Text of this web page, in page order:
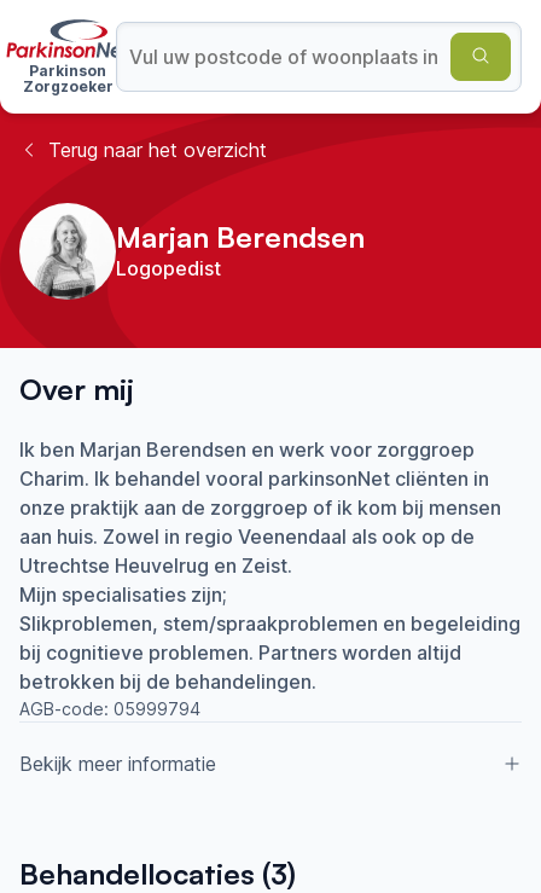
Parkinson
Zorgzoeker
Terug naar het overzicht
Marjan Berendsen
Logopedist
Over mij
Ik ben Marjan Berendsen en werk voor zorggroep
Charim. Ik behandel vooral parkinsonNet cliënten in
onze praktijk aan de zorggroep of ik kom bij mensen
aan huis. Zowel in regio Veenendaal als ook op de
Utrechtse Heuvelrug en Zeist.
Mijn specialisaties zijn;
Slikproblemen, stem/spraakproblemen en begeleiding
bij cognitieve problemen. Partners worden altijd
betrokken bij de behandelingen.
AGB-code: 05999794
Bekijk meer informatie
2010
Behandellocaties (3)